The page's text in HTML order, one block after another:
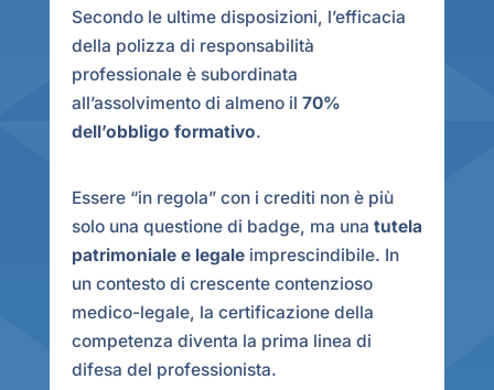
Secondo le ultime disposizioni, l’efficacia
della polizza di responsabilità
professionale è subordinata
all’assolvimento di almeno il 70%
dell’obbligo formativo.
Essere “in regola” con i crediti non è più
solo una questione di badge, ma una tutela
patrimoniale e legaleimprescindibile. In
un contesto di crescente contenzioso
medico-legale, la certificazione della
competenza diventa la prima linea di
difesa del professionista.